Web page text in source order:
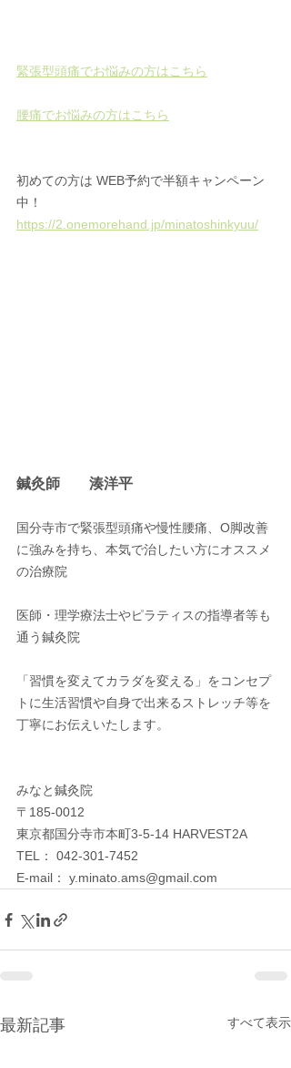
緊張型頭痛でお悩みの方はこちら
腰痛でお悩みの方はこちら
初めての方は WEB予約で半額キャンペーン
中！
https://2.onemorehand.jp/minatoshinkyuu/
鍼灸師　　湊洋平
国分寺市で緊張型頭痛や慢性腰痛、O脚改善
に強みを持ち、本気で治したい方にオススメ
の治療院
医師・理学療法士やピラティスの指導者等も
通う鍼灸院
「習慣を変えてカラダを変える」をコンセプ
トに生活習慣や自身で出来るストレッチ等を
丁寧にお伝えいたします。
みなと鍼灸院
〒185-0012
東京都国分寺市本町3-5-14 HARVEST2A
TEL： 042-301-7452
E-mail： y.minato.ams@gmail.com
最新記事 すべて表示